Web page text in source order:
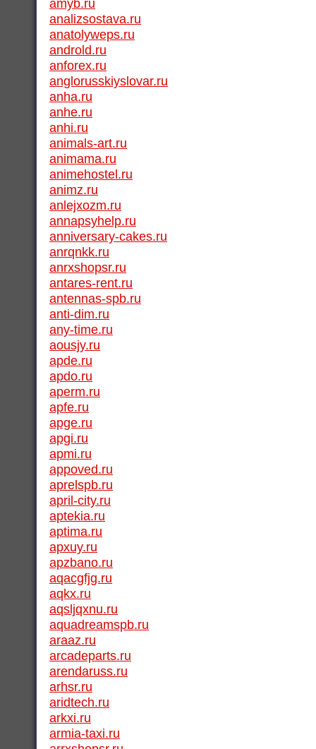
amyb.ru
analizsostava.ru
anatolyweps.ru
androld.ru
anforex.ru
anglorusskiyslovar.ru
anha.ru
anhe.ru
anhi.ru
animals-art.ru
animama.ru
animehostel.ru
animz.ru
anlejxozm.ru
annapsyhelp.ru
anniversary-cakes.ru
anrqnkk.ru
anrxshopsr.ru
antares-rent.ru
antennas-spb.ru
anti-dim.ru
any-time.ru
aousjy.ru
apde.ru
apdo.ru
aperm.ru
apfe.ru
apge.ru
apgi.ru
apmi.ru
appoved.ru
aprelspb.ru
april-city.ru
aptekia.ru
aptima.ru
apxuy.ru
apzbano.ru
aqacgfjg.ru
aqkx.ru
aqsljqxnu.ru
aquadreamspb.ru
araaz.ru
arcadeparts.ru
arendaruss.ru
arhsr.ru
aridtech.ru
arkxi.ru
armia-taxi.ru